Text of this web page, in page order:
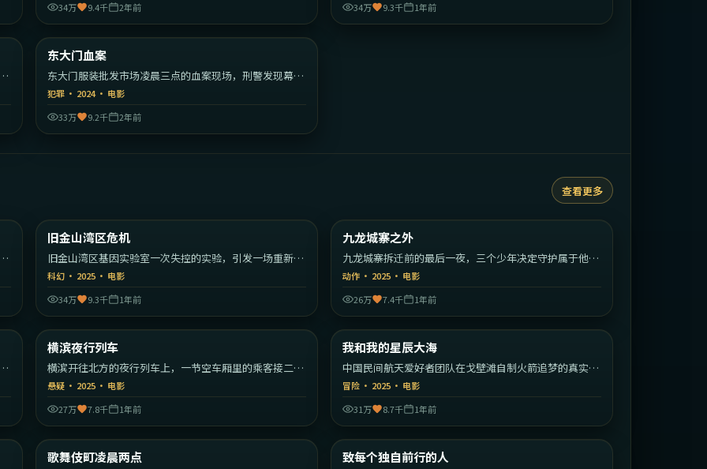
34万 9.4千 2年前 34万 9.3千 1年前
热门
2:33:38
东大门血案
东大门服装批发市场凌晨三点的血案现场，刑警发现幕后
是更大的黑色产业。
犯罪· 2024· 电影
33万
9.2千 2年前
查看更多
最新
旧金山湾区危机
旧金山湾区基因实验室一次失控的实验，引发一场重新定
义人类的危机。
科幻· 2025· 电影
34万
9.3千 1年前
最新
2:25:26
九龙城寨之外
九龙城寨拆迁前的最后一夜，三个少年决定守护属于他们
的江湖。
动作 · 2025 · 电影
26万
7.4千 1年前
最新
横滨夜行列车
横滨开往北方的夜行列车上，一节空车厢里的乘客接二连
三消失。
悬疑· 2025· 电影
27万
7.8千 1年前
最新
我和我的星辰大海
中国民间航天爱好者团队在戈壁滩自制火箭追梦的真实改
编故事。
冒险 · 2025 · 电影
31万
8.7千 1年前
最新
歌舞伎町凌晨两点 最新
致每个独自前行的人